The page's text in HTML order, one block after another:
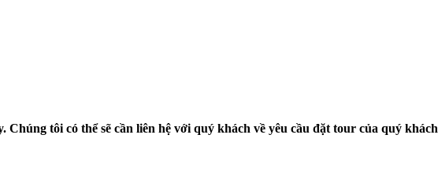
tôi có thể sẽ cần liên hệ với quý khách về yêu cầu đặt tour của quý khách